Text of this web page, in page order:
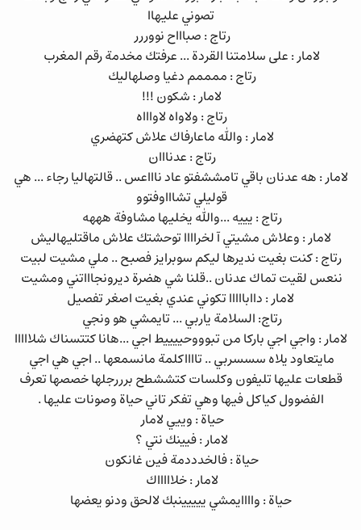
تصوني عليهاا
رتاج : صباااح نووررر
لامار : على سلامتنا القردة ... عرفتك مخدمة رقم المغرب
رتاج : ممممم دغيا وصلهاليك
لامار : شكون !!!
رتاج : ولاواه لاواااه
لامار : والله ماعارفاك علاش كتهضري
رتاج : عدنااان
لامار : هه عدنان باقي تامششفتو عاد ناااعس .. قالتهاليا رجاء ... هي
قوليلي تشاااوفتوو
رتاج : يييه ...والله يخليها مشاوفة هههه
لامار : وعلاش مشيتي آ لخراااا توحشتك علاش ماقتليهاليش
رتاج : كنت بغيت نديرها ليكم سوبرايز فصبح .. ملي مشيت لبيت
ننعس لقيت تماك عدنان ..قلنا شي هضرة ديرونجاااتني ومشيت
لامار : داابااااا تكوني عندي بغيت اصغر تفصيل
رتاج: السلامة ياربي ... تايمشي هو ونجي
لامار : واجي اجي باركا من تبوووحييييط اجي ...هانا كتتسناك شلااااا
مايتعاود يلاه سسسربي .. تااااكلمة مانسمعها .. اجي هي اجي
قطعات عليها تليفون وكلسات كتششطح برررجلها خصصها تعرف
الفضوول كياكل فيها وهي تفكر تاني حياة وصونات عليها .
حياة : وييي لامار
لامار : فيينك نتي ؟
حياة : فالخدددمة فين غانكون
لامار : خلاااااك
حياة : واااايمشي ييييينبك لالحق ودنو يعضها